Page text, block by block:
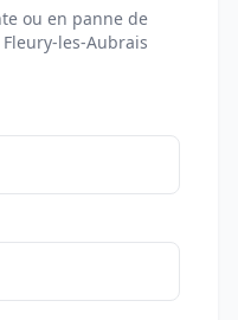
ou en panne de
les-Aubrais